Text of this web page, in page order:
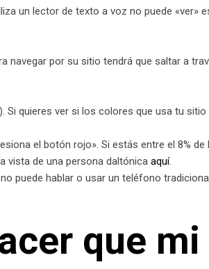
un lector de texto a voz no puede «ver»
navegar por su sitio tendrá que saltar a
quieres ver si los colores que usa tu
el botón rojo». Si estás entre el 8%
vista de una persona daltónica aquí.
puede hablar o usar un teléfono
que